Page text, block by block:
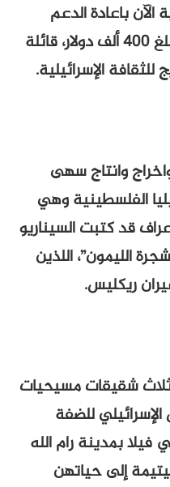
الآن باعادة الدعم
المالي الذي قدمته للفيلم ويبلغ 400 ألف دولار، قائلة
الإسرائيلية.
وانتاج سهى
الفلسطينية وهي
قد كتبت السيناريو
الليمون”، اللذين
ريكليس.
ثلاث شقيقات مسيحيات
الإسرائيلي للضفة
بمدينة رام الله
إلى حياتهن